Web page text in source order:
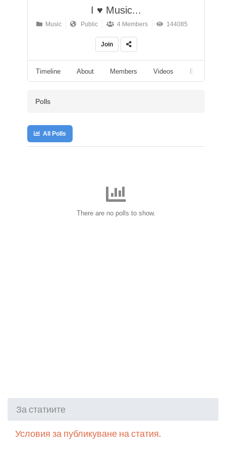
I ♥ Music...
Music Public 4 Members 144085
Join
Timeline About Members Videos Events
Polls
All Polls
There are no polls to show.
За статиите
Условия за публикуване на статия.